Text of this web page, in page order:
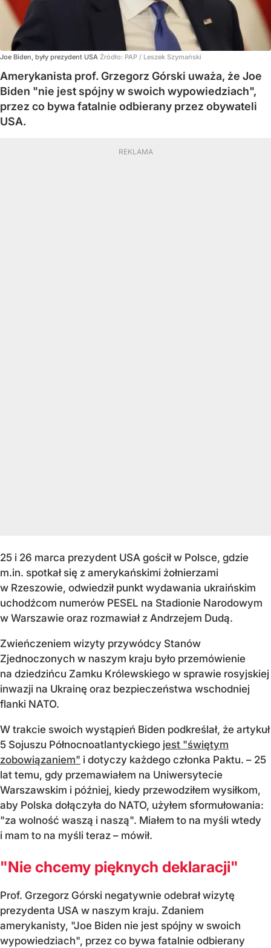
Joe Biden, były prezydent USA Źródło: PAP / Leszek Szymański
Amerykanista prof. Grzegorz Górski uważa, że Joe
Biden "nie jest spójny w swoich wypowiedziach",
przez co bywa fatalnie odbierany przez obywateli
USA.
25 i 26 marca prezydent USA gościł w Polsce, gdzie
m.in. spotkał się z amerykańskimi żołnierzami
w Rzeszowie, odwiedził punkt wydawania ukraińskim
uchodźcom numerów PESEL na Stadionie Narodowym
w Warszawie oraz rozmawiał z Andrzejem Dudą.
Zwieńczeniem wizyty przywódcy Stanów
Zjednoczonych w naszym kraju było przemówienie
na dziedzińcu Zamku Królewskiego w sprawie rosyjskiej
inwazji na Ukrainę oraz bezpieczeństwa wschodniej
flanki NATO.
W trakcie swoich wystąpień Biden podkreślał, że artykuł
5 Sojuszu Północnoatlantyckiego jest "świętym
zobowiązaniem" i dotyczy każdego członka Paktu. – 25
lat temu, gdy przemawiałem na Uniwersytecie
Warszawskim i później, kiedy przewodziłem wysiłkom,
aby Polska dołączyła do NATO, użyłem sformułowania:
"za wolność waszą i naszą". Miałem to na myśli wtedy
i mam to na myśli teraz – mówił.
"Nie chcemy pięknych deklaracji"
Prof. Grzegorz Górski negatywnie odebrał wizytę
prezydenta USA w naszym kraju. Zdaniem
amerykanisty, "Joe Biden nie jest spójny w swoich
wypowiedziach", przez co bywa fatalnie odbierany